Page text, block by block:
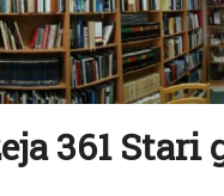
361 Stari